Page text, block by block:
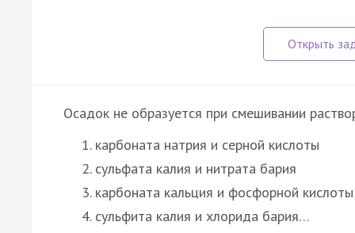
Осадок не образуется при смешивании
карбоната натрия и серной кислоты
сульфата калия и нитрата бария
карбоната кальция и фосфорной кислоты
сульфита калия и хлорида бария…